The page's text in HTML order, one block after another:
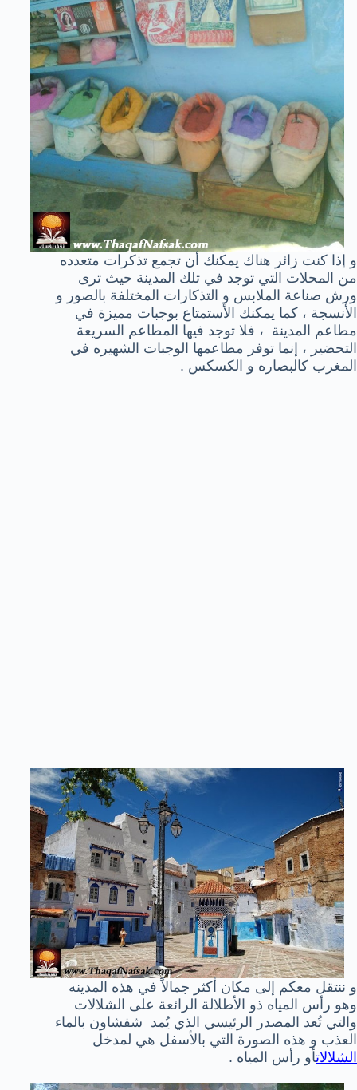
و إذا كنت زائر هناك يمكنك أن تجمع تذكرات متعدده
من المحلات التي توجد في تلك المدينة حيث ترى
ورش صناعة الملابس و التذكارات المختلفة بالصور و
الأنسجة ، كما يمكنك الأستمتاع بوجبات مميزة في
مطاعم المدينة ، فلا توجد فيها المطاعم السريعة
التحضير ، إنما توفر مطاعمها الوجبات الشهيره في
المغرب كالبصاره و الكسكس .
و ننتقل معكم إلى مكان أكثر جمالاً في هذه المدينه
وهو رأس المياه ذو الأطلالة الرائعة على الشلالات
والتي تُعد المصدر الرئيسي الذي يُمد شفشاون بالماء
العذب و هذه الصورة التي بالأسفل هي لمدخل
الشلالاتأو رأس المياه .